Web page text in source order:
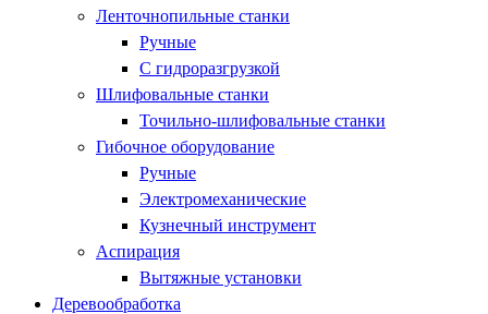
Ленточнопильные станки
Ручные
С гидроразгрузкой
Шлифовальные станки
Точильно-шлифовальные станки
Гибочное оборудование
Ручные
Электромеханические
Кузнечный инструмент
Аспирация
Вытяжные установки
Деревообработка